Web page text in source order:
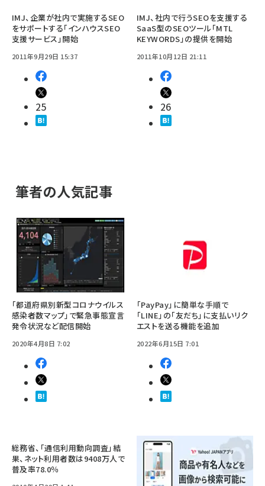
IMJ、企業が社内で実施するSEO
をサポートする「インハウスSEO
支援サービス」開始
2011年9月29日 15:37
25
IMJ、社内で行うSEOを支援する
SaaS型のSEOツール「MTL
KEYWORDS」の提供を開始
2011年10月12日 21:11
26
筆者の人気記事
「都道府県別新型コロナウイルス
感染者数マップ」で緊急事態宣言
発令状況など配信開始
2020年4月8日 7:02
「PayPay」に簡単な手順で
「LINE」の「友だち」に支払いリク
エストを送る機能を追加
2022年6月15日 7:01
総務省、「通信利用動向調査」結
果、ネット利用者数は9408万人で
普及率78.0％